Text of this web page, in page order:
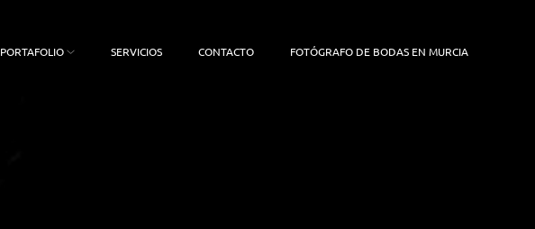
PORTAFOLIO SERVICIOS CONTACTO FOTÓGRAFO DE BODAS EN MURCIA